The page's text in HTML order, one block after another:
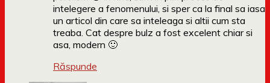
intelegere a fenomenului, si sper ca la final sa iasa
un articol din care sa inteleaga si altii cum sta
treaba. Cat despre bulz a fost excelent chiar si
asa, modern 🙂
Răspunde